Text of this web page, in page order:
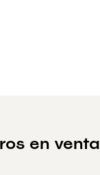
en venta